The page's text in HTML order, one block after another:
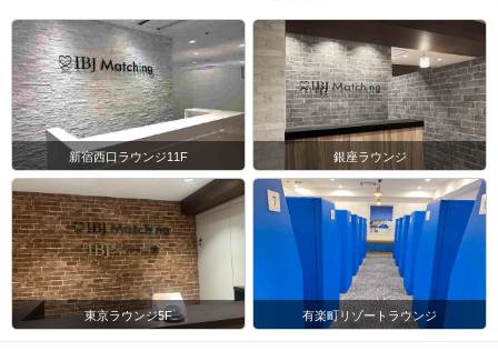
新宿西口ラウンジ11F 銀座ラウンジ
東京ラウンジ5F 有楽町リゾートラウンジ